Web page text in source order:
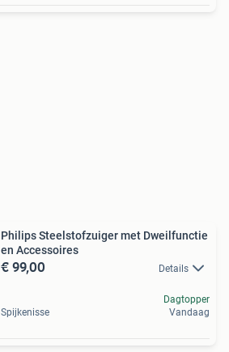
Philips Steelstofzuiger met Dweilfunctie
en Accessoires
€ 99,00 Details
Spijkenisse
Dagtopper
Vandaag